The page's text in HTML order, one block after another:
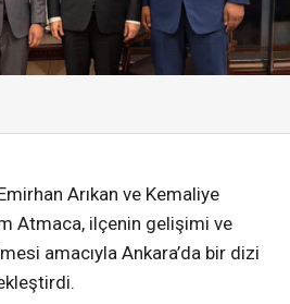
Arıkan ve Kemaliye
Atmaca, ilçenin gelişimi ve
amacıyla Ankara’da bir dizi